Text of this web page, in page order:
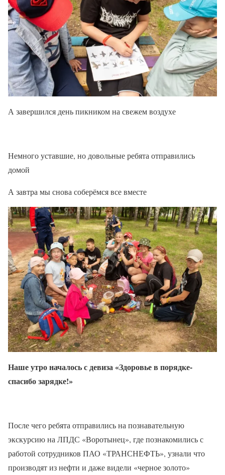
А завершился день пикником на свежем воздухе
Немного уставшие, но довольные ребята отправились
домой
А завтра мы снова соберёмся все вместе
Наше утро началось с девиза «Здоровье в порядке-
спасибо зарядке!»
После чего ребята отправились на познавательную
экскурсию на ЛПДС «Воротынец», где познакомились с
работой сотрудников ПАО «ТРАНСНЕФТЬ», узнали что
производят из нефти и даже видели «черное золото»